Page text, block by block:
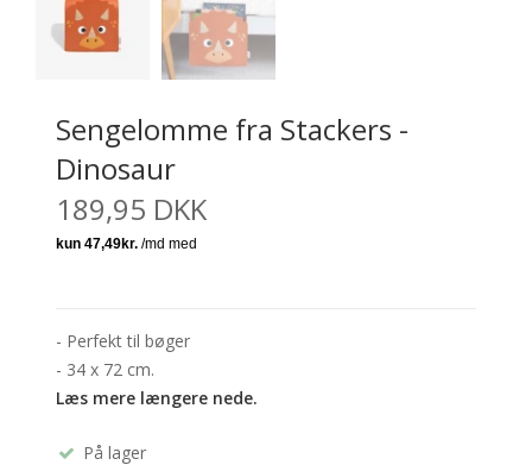
Sengelomme fra Stackers -
Dinosaur
189,95 DKK
- Perfekt til bøger
- 34 x 72 cm.
Læs mere længere nede.
På lager